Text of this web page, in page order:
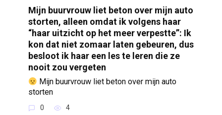
Mijn buurvrouw liet beton over mijn auto
storten, alleen omdat ik volgens haar
“haar uitzicht op het meer verpestte”: Ik
kon dat niet zomaar laten gebeuren, dus
besloot ik haar een les te leren die ze
nooit zou vergeten
Mijn buurvrouw liet beton over mijn auto
storten
0 4